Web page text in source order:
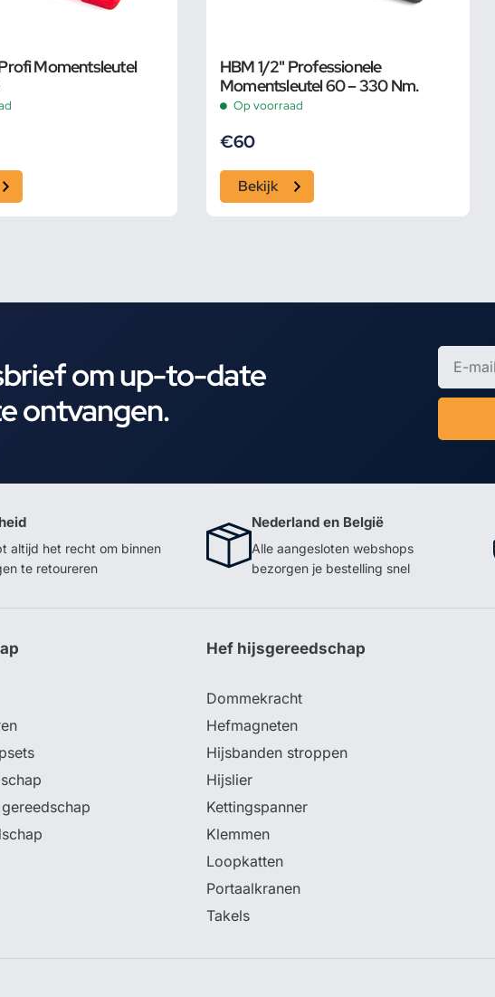
Momentsleutel
HBM 1/2" Professionele
Momentsleutel 60 – 330 Nm.
Op voorraad
€60
Bekijk
om up-to-date
ontvangen.
altijd het recht om binnen
te retoureren
Nederland en België
Alle aangesloten webshops
bezorgen je bestelling snel
Hef hijsgereedschap
Dommekracht
Hefmagneten
Hijsbanden stroppen
Hijslier
Kettingspanner
Klemmen
Loopkatten
Portaalkranen
Takels